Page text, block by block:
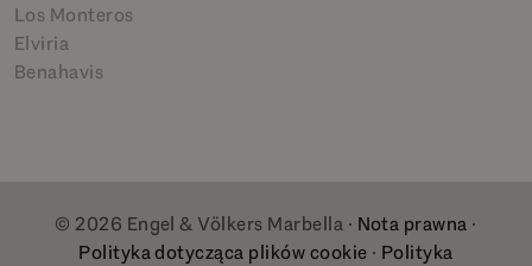
Los Monteros
Elviria
Benahavis
© 2026 Engel & Völkers Marbella · Nota prawna ·
Polityka dotycząca plików cookie · Polityka